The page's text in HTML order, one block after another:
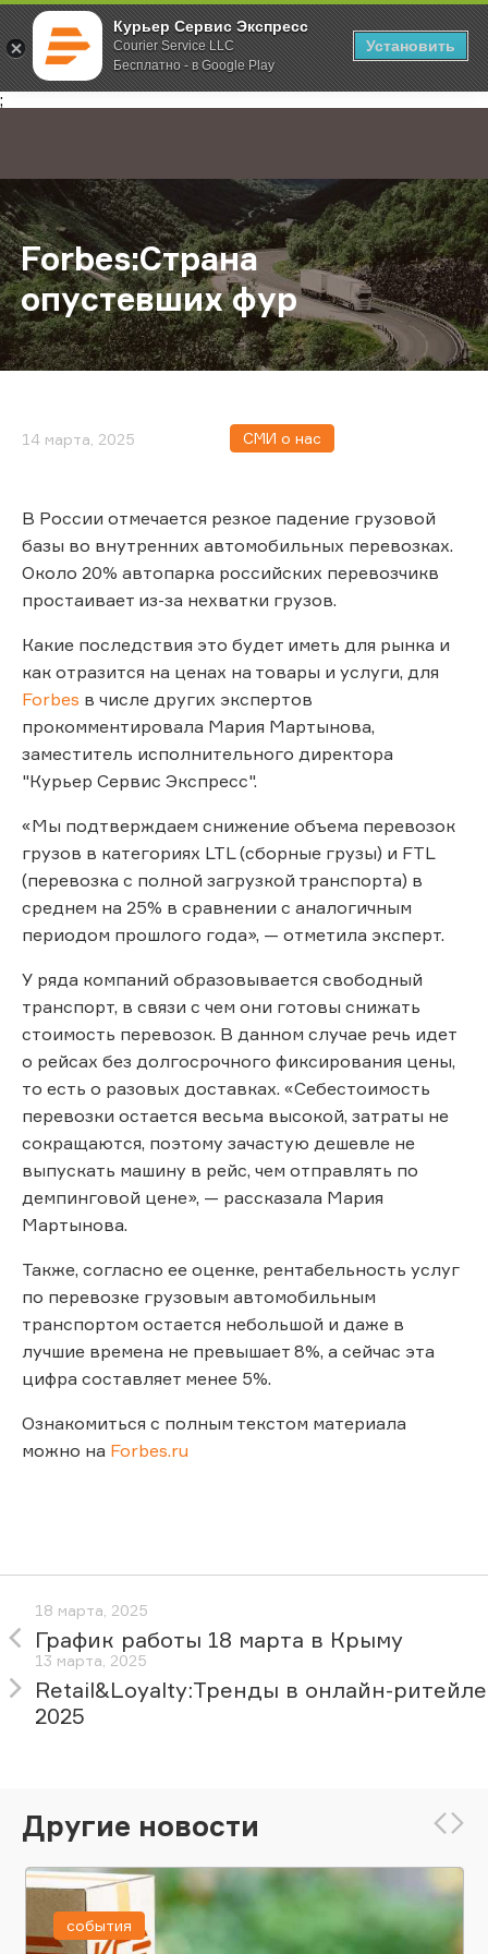
Курьер Сервис Экспресс
Courier Service LLC
Бесплатно - в Google Play
Установить
;
Главная О компании Новости Forbes:Страна опустевших фур
Forbes:Страна
опустевших фур
14 марта, 2025 СМИ о нас
В России отмечается резкое падение грузовой
базы во внутренних автомобильных перевозках.
Около 20% автопарка российских перевозчикв
простаивает из-за нехватки грузов.
Какие последствия это будет иметь для рынка и
как отразится на ценах на товары и услуги, для
Forbes в числе других экспертов
прокомментировала Мария Мартынова,
заместитель исполнительного директора
"Курьер Сервис Экспресс".
«Мы подтверждаем снижение объема перевозок
грузов в категориях LTL (сборные грузы) и FTL
(перевозка с полной загрузкой транспорта) в
среднем на 25% в сравнении с аналогичным
периодом прошлого года», — отметила эксперт.
У ряда компаний образовывается свободный
транспорт, в связи с чем они готовы снижать
стоимость перевозок. В данном случае речь идет
о рейсах без долгосрочного фиксирования цены,
то есть о разовых доставках. «Себестоимость
перевозки остается весьма высокой, затраты не
сокращаются, поэтому зачастую дешевле не
выпускать машину в рейс, чем отправлять по
демпинговой цене», — рассказала Мария
Мартынова.
Также, согласно ее оценке, рентабельность услуг
по перевозке грузовым автомобильным
транспортом остается небольшой и даже в
лучшие времена не превышает 8%, а сейчас эта
цифра составляет менее 5%.
Ознакомиться с полным текстом материала
можно на Forbes.ru
18 марта, 2025
График работы 18 марта в Крыму
13 марта, 2025
Retail&Loyalty:Тренды в онлайн-ритейле
2025
Другие новости
события